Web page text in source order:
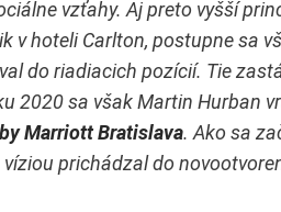
vzťahy. Aj preto vyšší
v hoteli Carlton, postupne sa
do riadiacich pozícií. Tie
2020 sa však Martin Hurban
Marriott Bratislava. Ako sa
víziou prichádzal do